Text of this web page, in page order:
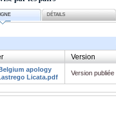
DÉTAILS
Version
apology
Licata.pdf
Version publiée